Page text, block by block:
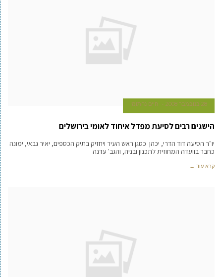
28 בנובמבר 2008 חיים נחתומי
הישגים רבים לסיעת מפדל איחוד לאומי בירושלים
יו"ר הסיעה דוד הדרי, יכהן כסגן ראש העיר ויחזיק בתיק הכספים, יאיר גבאי, ימונה
כחבר בוועדה המחוזית לתכנון ובניה, והגב' עדנה
קרא עוד ←